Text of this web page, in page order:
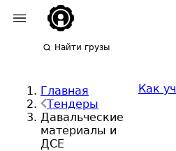
Найти грузы
Главная
Тендеры
Давальческие
материалы и
ДСЕ
Как